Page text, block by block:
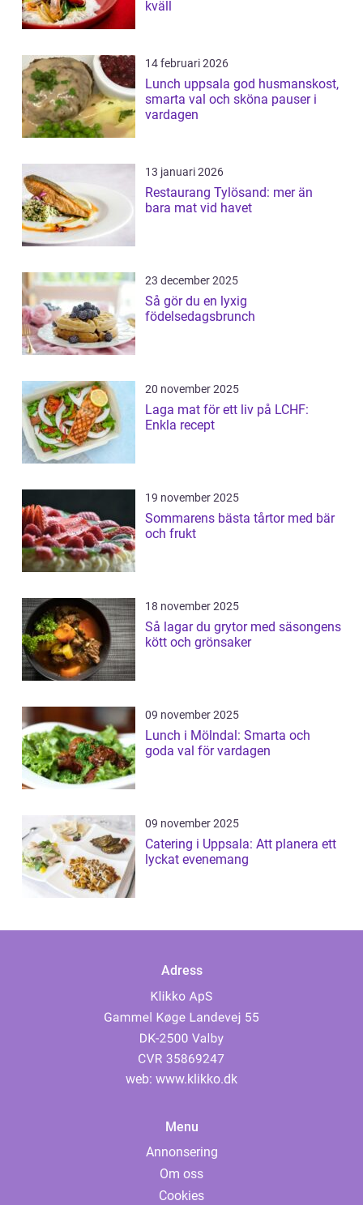
kväll
14 februari 2026
Lunch uppsala god husmanskost,
smarta val och sköna pauser i
vardagen
13 januari 2026
Restaurang Tylösand: mer än
bara mat vid havet
23 december 2025
Så gör du en lyxig
födelsedagsbrunch
20 november 2025
Laga mat för ett liv på LCHF:
Enkla recept
19 november 2025
Sommarens bästa tårtor med bär
och frukt
18 november 2025
Så lagar du grytor med säsongens
kött och grönsaker
09 november 2025
Lunch i Mölndal: Smarta och
goda val för vardagen
09 november 2025
Catering i Uppsala: Att planera ett
lyckat evenemang
Adress
web: www.klikko.dk
Menu
Annonsering
Om oss
Cookies